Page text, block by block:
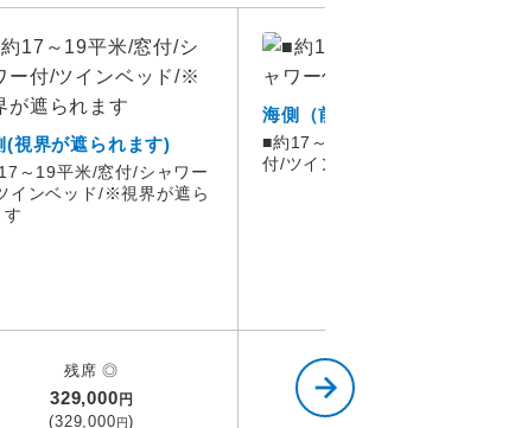
(視界が遮られます)
～19平米/窓付/シャワー
インベッド/※視界が遮ら
す
残席 ◎
329,000円
(329,000円)
海側（前方）
■約17～19平米/窓付/シャワー
付/ツインベッド
349,000